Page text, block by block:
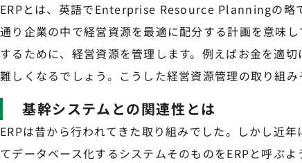
ERPとは、英語でEnterprise Resource Planningの略
通り企業の中で経営資源を最適に配分する計画を意味
するために、経営資源を管理します。例えばお金を適
難しくなるでしょう。こうした経営資源管理の取り組み
基幹システムとの関連性とは
ERPは昔から行われてきた取り組みでした。しかし近
てデータベース化するシステムそのものをERPと呼ぶ